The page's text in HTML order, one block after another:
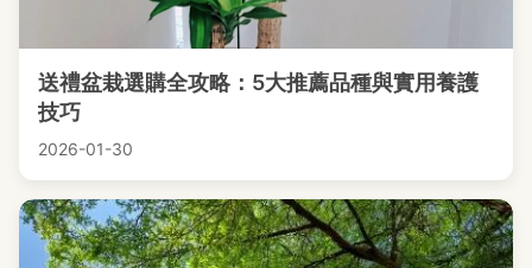
送禮盆栽選購全攻略：5大推薦品種與實用養護
技巧
2026-01-30